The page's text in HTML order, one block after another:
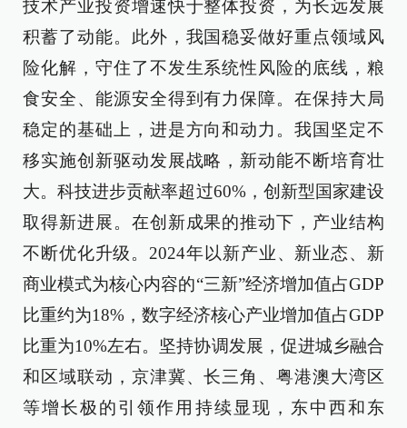
技术产业投资增速快于整体投资，为长远发展
积蓄了动能。此外，我国稳妥做好重点领域风
险化解，守住了不发生系统性风险的底线，粮
食安全、能源安全得到有力保障。在保持大局
稳定的基础上，进是方向和动力。我国坚定不
移实施创新驱动发展战略，新动能不断培育壮
大。科技进步贡献率超过60%，创新型国家建设
取得新进展。在创新成果的推动下，产业结构
不断优化升级。2024年以新产业、新业态、新
商业模式为核心内容的“三新”经济增加值占GDP
比重约为18%，数字经济核心产业增加值占GDP
比重为10%左右。坚持协调发展，促进城乡融合
和区域联动，京津冀、长三角、粤港澳大湾区
等增长极的引领作用持续显现，东中西和东